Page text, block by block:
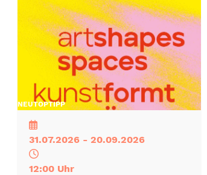
NEUTOPTIPP
31.07.2026 - 20.09.2026
12:00 Uhr